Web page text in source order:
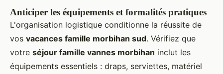
Anticiper les équipements et formalités pratiques
L'organisation logistique conditionne la réussite de
vos vacances famille morbihan sud. Vérifiez que
votre séjour famille vannes morbihan inclut les
équipements essentiels : draps, serviettes, matériel